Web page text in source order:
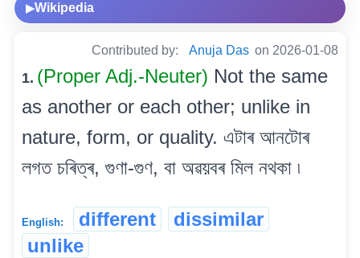
▶Wikipedia
Contributed by: Anuja Das on 2026-01-08
1. (Proper Adj.-Neuter) Not the same
as another or each other; unlike in
nature, form, or quality. এটাৰ আনটোৰ
লগত চৰিত্ৰ, গুণা-গুণ, বা অৱয়বৰ মিল নথকা ৷
English: different
dissimilar
unlike